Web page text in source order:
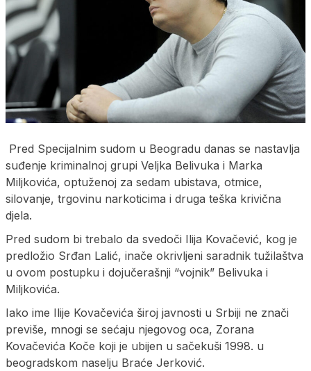
Pred Specijalnim sudom u Beogradu danas se nastavlja
suđenje kriminalnoj grupi Veljka Belivuka i Marka
Miljkovića, optuženoj za sedam ubistava, otmice,
silovanje, trgovinu narkoticima i druga teška krivična
djela.
Pred sudom bi trebalo da svedoči Ilija Kovačević, kog je
predložio Srđan Lalić, inače okrivljeni saradnik tužilaštva
u ovom postupku i dojučerašnji “vojnik” Belivuka i
Miljkovića.
Iako ime Ilije Kovačevića široj javnosti u Srbiji ne znači
previše, mnogi se sećaju njegovog oca, Zorana
Kovačevića Koče koji je ubijen u sačekuši 1998. u
beogradskom naselju Braće Jerković.